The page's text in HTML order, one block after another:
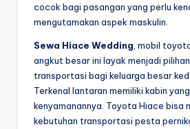
cocok bagi pasangan yang perlu
mengutamakan aspek maskulin.
Sewa Hiace Wedding , mobil
angkut besar ini layak menjadi
transportasi bagi keluarga besar
Terkenal lantaran memiliki kabin
kenyamanannya. Toyota Hiace bisa
kebutuhan transportasi pesta